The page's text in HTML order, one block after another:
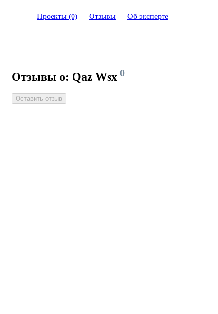
Проекты (0) Отзывы Об эксперте
Отзывы о: Qaz Wsx 0
Оставить отзыв